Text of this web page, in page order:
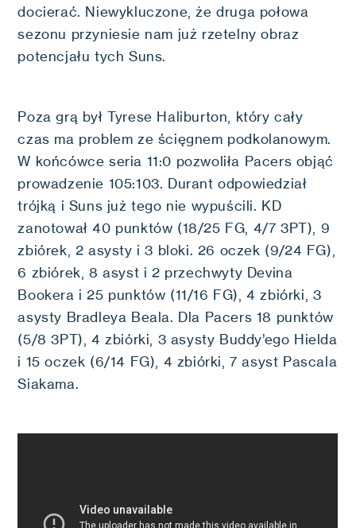
docierać. Niewykluczone, że druga połowa
sezonu przyniesie nam już rzetelny obraz
potencjału tych Suns.
Poza grą był Tyrese Haliburton, który cały
czas ma problem ze ścięgnem podkolanowym.
W końcówce seria 11:0 pozwoliła Pacers objąć
prowadzenie 105:103. Durant odpowiedział
trójką i Suns już tego nie wypuścili. KD
zanotował 40 punktów (18/25 FG, 4/7 3PT), 9
zbiórek, 2 asysty i 3 bloki. 26 oczek (9/24 FG),
6 zbiórek, 8 asyst i 2 przechwyty Devina
Bookera i 25 punktów (11/16 FG), 4 zbiórki, 3
asysty Bradleya Beala. Dla Pacers 18 punktów
(5/8 3PT), 4 zbiórki, 3 asysty Buddy’ego Hielda
i 15 oczek (6/14 FG), 4 zbiórki, 7 asyst Pascala
Siakama.